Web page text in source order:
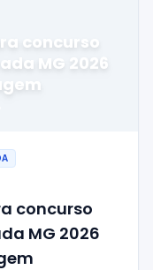
concurso
MG 2026
concurso
MG 2026